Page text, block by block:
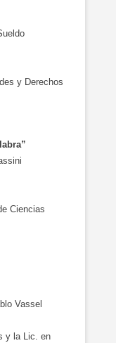
y Derechos
Ciencias
Vassel
y la Lic. en